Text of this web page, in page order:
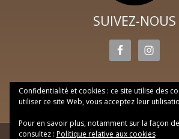
SUIVEZ-NOUS
Confidentialité et cookies : ce site utilise des
utiliser ce site Web, vous acceptez leur
Pour en savoir plus, notamment sur la façon
consultez : Politique relative aux cookies